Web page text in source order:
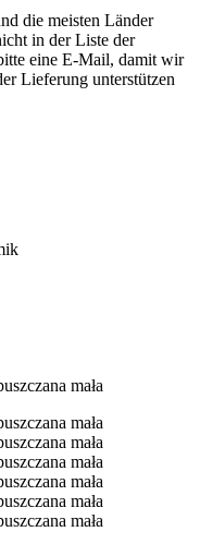
die meisten Länder
in der Liste der
eine E-Mail, damit wir
Lieferung unterstützen